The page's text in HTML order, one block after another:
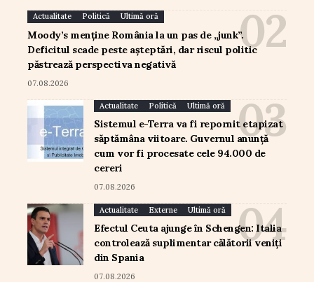
Actualitate Politică Ultimă oră
Moody’s menține România la un pas de „junk”.
Deficitul scade peste așteptări, dar riscul politic
păstrează perspectiva negativă
07.08.2026
Actualitate Politică Ultimă oră
Sistemul e-Terra va fi repornit etapizat
săptămâna viitoare. Guvernul anunță
cum vor fi procesate cele 94.000 de
cereri
07.08.2026
Actualitate Externe Ultimă oră
Efectul Ceuta ajunge în Schengen: Italia
controlează suplimentar călătorii veniți
din Spania
07.08.2026